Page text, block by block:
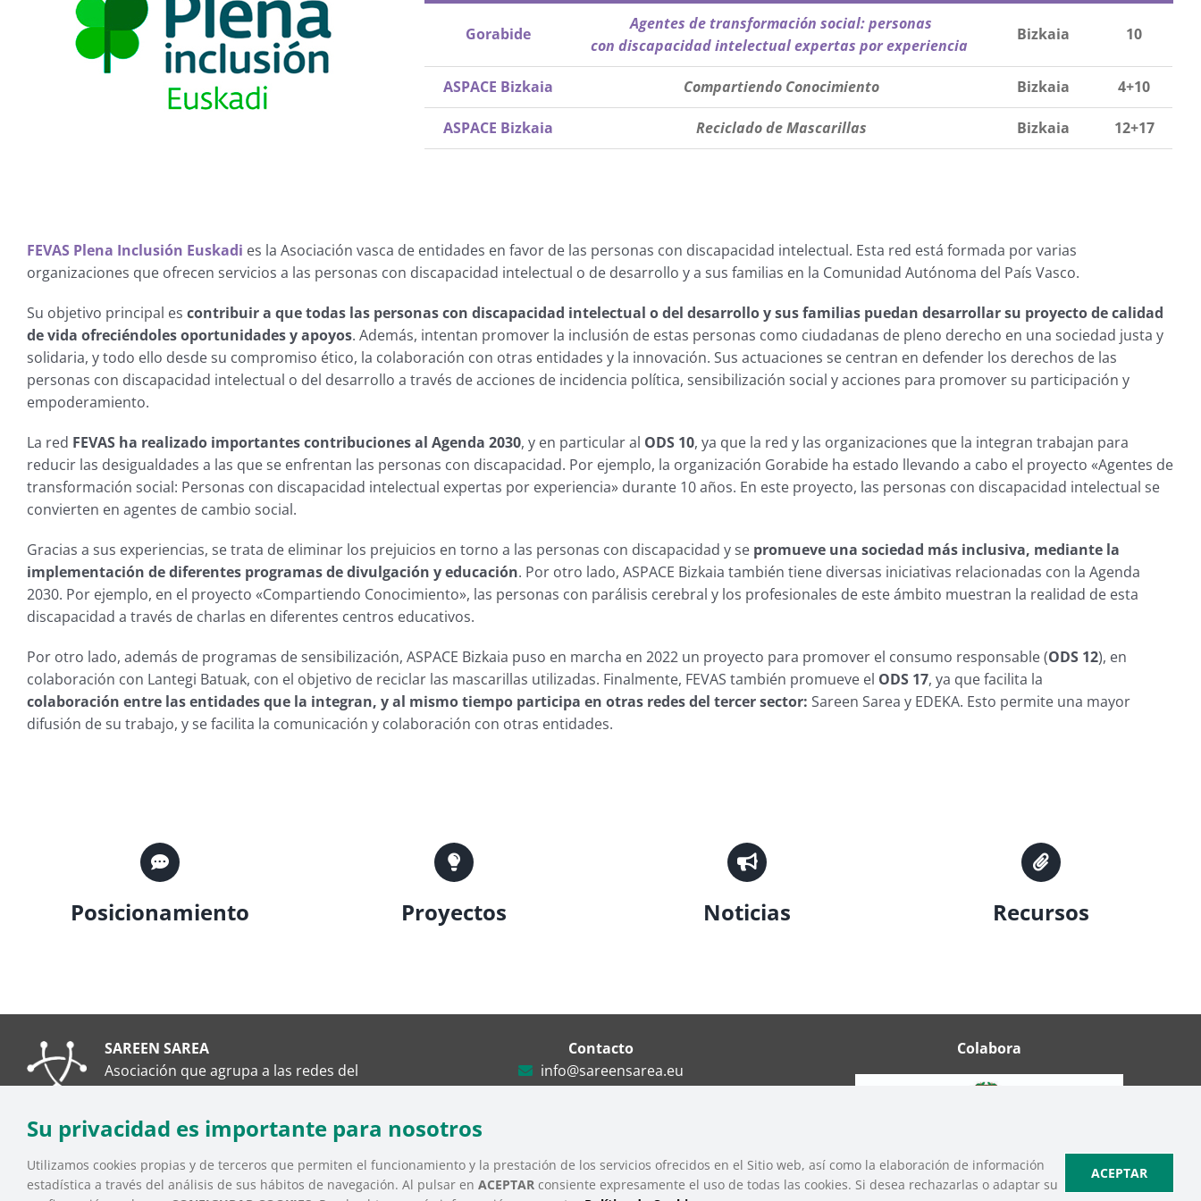
Gorabide
Agentes de transformación social: personas
con discapacidad intelectual expertas por experiencia
Bizkaia 10
ASPACE Bizkaia Compartiendo Conocimiento Bizkaia 4+10
ASPACE Bizkaia Reciclado de Mascarillas Bizkaia 12+17
FEVAS Plena Inclusión Euskadi es la Asociación vasca de entidades en favor de las personas con discapacidad intelectual. Esta red está formada por varias
organizaciones que ofrecen servicios a las personas con discapacidad intelectual o de desarrollo y a sus familias en la Comunidad Autónoma del País Vasco.
Su objetivo principal es contribuir a que todas las personas con discapacidad intelectual o del desarrollo y sus familias puedan desarrollar su proyecto de calidad
de vida ofreciéndoles oportunidades y apoyos. Además, intentan promover la inclusión de estas personas como ciudadanas de pleno derecho en una sociedad justa y
solidaria, y todo ello desde su compromiso ético, la colaboración con otras entidades y la innovación. Sus actuaciones se centran en defender los derechos de las
personas con discapacidad intelectual o del desarrollo a través de acciones de incidencia política, sensibilización social y acciones para promover su participación y
empoderamiento.
La red FEVAS ha realizado importantes contribuciones al Agenda 2030, y en particular al ODS 10, ya que la red y las organizaciones que la integran trabajan para
reducir las desigualdades a las que se enfrentan las personas con discapacidad. Por ejemplo, la organización Gorabide ha estado llevando a cabo el proyecto «Agentes de
transformación social: Personas con discapacidad intelectual expertas por experiencia» durante 10 años. En este proyecto, las personas con discapacidad intelectual se
convierten en agentes de cambio social.
Gracias a sus experiencias, se trata de eliminar los prejuicios en torno a las personas con discapacidad y se promueve una sociedad más inclusiva, mediante la
implementación de diferentes programas de divulgación y educación. Por otro lado, ASPACE Bizkaia también tiene diversas iniciativas relacionadas con la Agenda
2030. Por ejemplo, en el proyecto «Compartiendo Conocimiento», las personas con parálisis cerebral y los profesionales de este ámbito muestran la realidad de esta
discapacidad a través de charlas en diferentes centros educativos.
Por otro lado, además de programas de sensibilización, ASPACE Bizkaia puso en marcha en 2022 un proyecto para promover el consumo responsable (ODS 12), en
colaboración con Lantegi Batuak, con el objetivo de reciclar las mascarillas utilizadas. Finalmente, FEVAS también promueve el ODS 17, ya que facilita la
colaboración entre las entidades que la integran, y al mismo tiempo participa en otras redes del tercer sector: Sareen Sarea y EDEKA. Esto permite una mayor
difusión de su trabajo, y se facilita la comunicación y colaboración con otras entidades.
Posicionamiento Proyectos Noticias Recursos
SAREEN SAREA
Asociación que agrupa a las redes del
Contacto
info@sareensarea.eu
Colabora
SAREEN SAREA Euskadiko Hirugarren Sektore Soziala – Tercer Sector Social de Euskadi |Aviso Legal|Política de Privacidad|Política de Cookies |Política de Privacidad de Redes Sociales
Su privacidad es importante para nosotros
Utilizamos cookies propias y de terceros que permiten el funcionamiento y la prestación de los servicios ofrecidos en el Sitio web, así como la elaboración de información
estadística a través del análisis de sus hábitos de navegación. Al pulsar en ACEPTAR consiente expresamente el uso de todas las cookies. Si desea rechazarlas o adaptar su
ACEPTAR